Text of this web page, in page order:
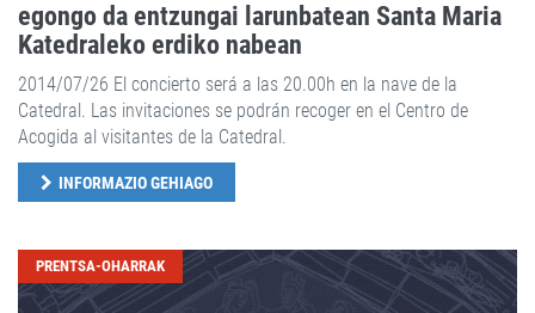
egongo da entzungai larunbatean Santa Maria
Katedraleko erdiko nabean
2014/07/26 El concierto será a las 20.00h en la nave de la
Catedral. Las invitaciones se podrán recoger en el Centro de
Acogida al visitantes de la Catedral.
INFORMAZIO GEHIAGO
PRENTSA-OHARRAK